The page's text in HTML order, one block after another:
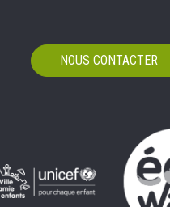
NOUS CONTACTER